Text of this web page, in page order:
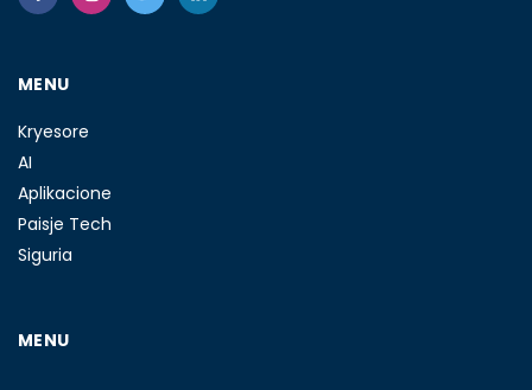
MENU
Kryesore
AI
Aplikacione
Paisje Tech
Siguria
MENU